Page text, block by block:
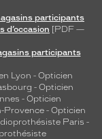
participants
d’occasion [PDF —
participants
Lyon - Opticien
- Opticien
- Opticien
Provence - Opticien
Paris -